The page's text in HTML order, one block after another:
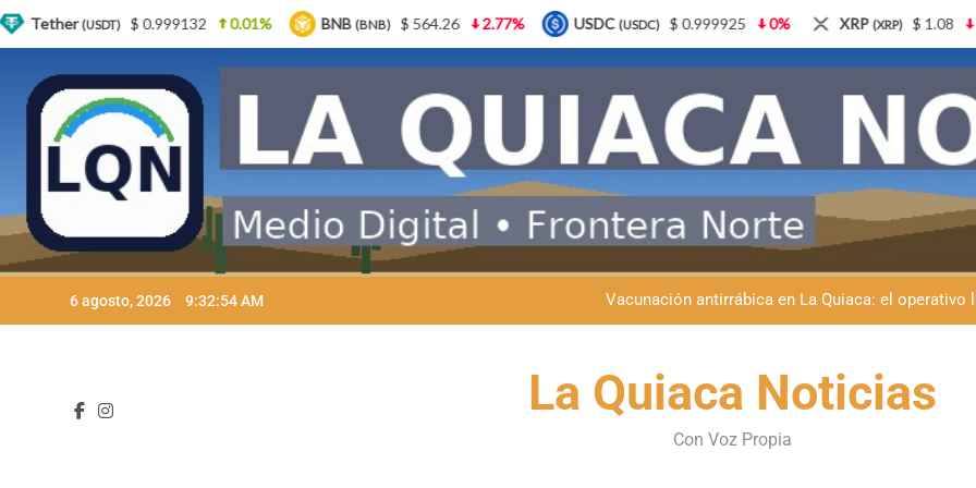
6 agosto, 2026 9:32:55 AM
Semana del Abuelo en La Quiaca: música, baile y un encuentro
Fiestas patronales en La Quiaca: la Banda Municipal
Vacunación antirrábica en La Quiaca: el operativo
Fiestas patronales en La Quiaca: la Banda Municipal
La Quiaca Noticias
Con Voz Propia
0.01% BNB(BNB) $ 564.26 2.77% USDC(USDC) $ 0.999925 0% XRP(XRP) $ 1.08 3.87% Solana(SOL)